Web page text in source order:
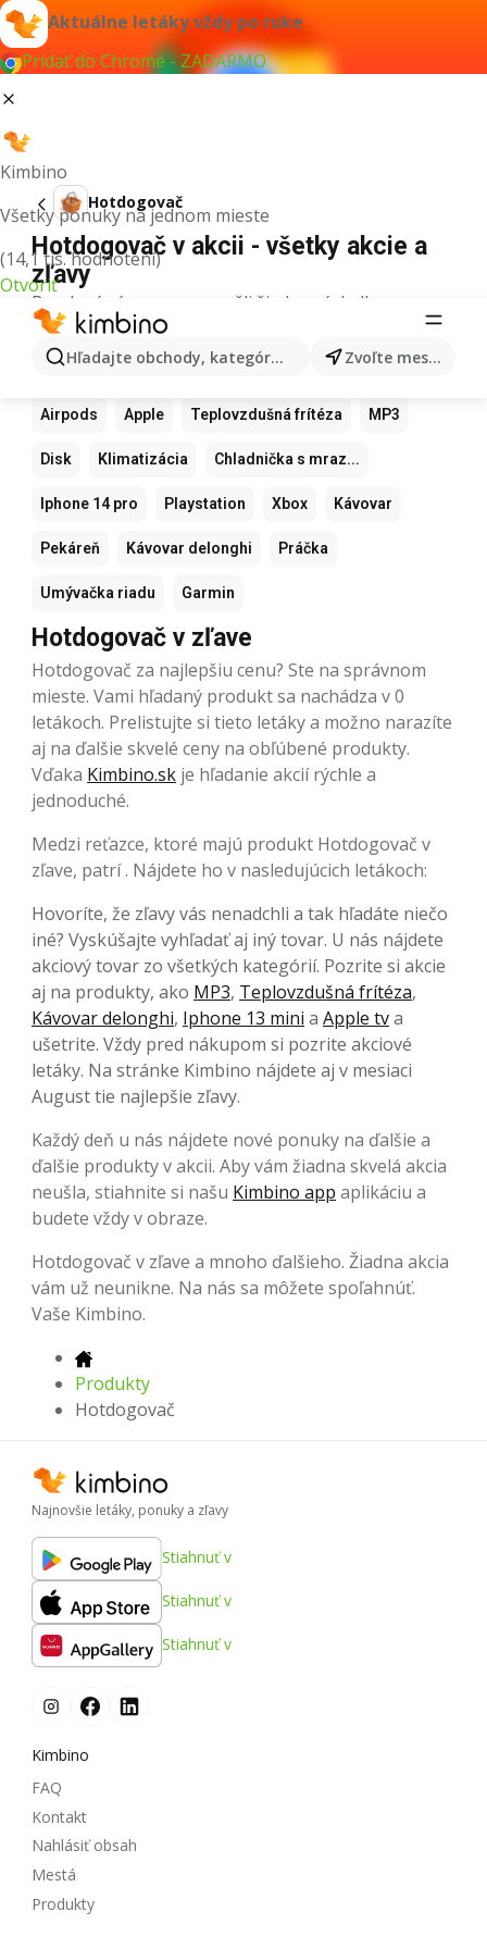
Aktuálne letáky vždy po ruke
Pridať do Chrome - ZADARMO
Kimbino
Všetky ponuky na jednom mieste
(14,1 tis. hodnotení)
Otvoriť
Hľadajte obchody, kategórie, produkty... Zvoľte mesto
Hotdogovač
Hotdogovač v akcii - všetky akcie a
zľavy
Pre daný výraz sme nenašli žiadne výsledky.
Ďalšie obľúbené produkty
Samsung Xiaomi Apple Watch
Airpods Apple Teplovzdušná frítéza MP3
Disk Klimatizácia Chladnička s mraz...
Iphone 14 pro Playstation Xbox Kávovar
Pekáreň Kávovar delonghi Práčka
Umývačka riadu Garmin
Hotdogovač v zľave
Hotdogovač za najlepšiu cenu? Ste na správnom
mieste. Vami hľadaný produkt sa nachádza v 0
letákoch. Prelistujte si tieto letáky a možno narazíte
aj na ďalšie skvelé ceny na obľúbené produkty.
Vďaka Kimbino.sk je hľadanie akcií rýchle a
jednoduché.
Medzi reťazce, ktoré majú produkt Hotdogovač v
zľave, patrí . Nájdete ho v nasledujúcich letákoch:
Hovoríte, že zľavy vás nenadchli a tak hľadáte niečo
iné? Vyskúšajte vyhľadať aj iný tovar. U nás nájdete
akciový tovar zo všetkých kategórií. Pozrite si akcie
aj na produkty, ako MP3, Teplovzdušná frítéza,
Kávovar delonghi, Iphone 13 mini a Apple tva
ušetrite. Vždy pred nákupom si pozrite akciové
letáky. Na stránke Kimbino nájdete aj v mesiaci
August tie najlepšie zľavy.
Každý deň u nás nájdete nové ponuky na ďalšie a
ďalšie produkty v akcii. Aby vám žiadna skvelá akcia
neušla, stiahnite si našu Kimbino app aplikáciu a
budete vždy v obraze.
Hotdogovač v zľave a mnoho ďalšieho. Žiadna akcia
vám už neunikne. Na nás sa môžete spoľahnúť.
Vaše Kimbino.
Produkty
Hotdogovač
Najnovšie letáky, ponuky a zľavy
Stiahnuť v
Stiahnuť v
Stiahnuť v
Kimbino
FAQ
Kontakt
Nahlásiť obsah
Mestá
Produkty